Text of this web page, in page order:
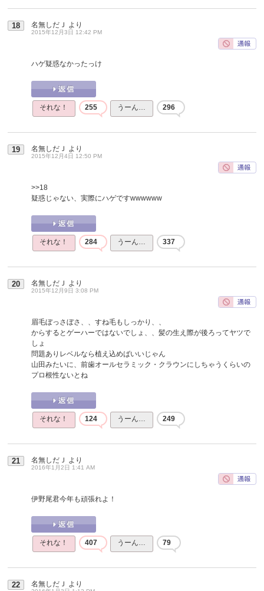
18 名無しだＪ より
2015年12月3日 12:42 PM
ハゲ疑惑なかったっけ
それな！ 255 うーん… 296
19 名無しだＪ より
2015年12月4日 12:50 PM
>>18
疑惑じゃない、実際にハゲですwwwwww
それな！ 284 うーん… 337
20 名無しだＪ より
2015年12月9日 3:08 PM
眉毛ぼっさぼさ、、すね毛もしっかり、、
からするとゲーハーではないでしょ、、髪の生え際が後ろってヤツで
しょ
問題ありレベルなら植え込めばいいじゃん
山田みたいに、前歯オールセラミック・クラウンにしちゃうくらいの
プロ根性ないとね
それな！ 124 うーん… 249
21 名無しだＪ より
2016年1月2日 1:41 AM
伊野尾君今年も頑張れよ！
それな！ 407 うーん… 79
22 名無しだＪ より